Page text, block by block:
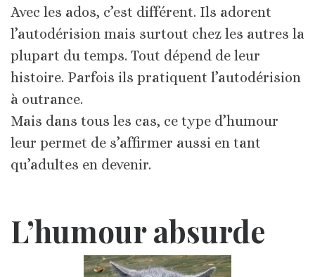
Avec les ados, c’est différent. Ils adorent
l’autodérision mais surtout chez les autres la
plupart du temps. Tout dépend de leur
histoire. Parfois ils pratiquent l’autodérision
à outrance.
Mais dans tous les cas, ce type d’humour
leur permet de s’affirmer aussi en tant
qu’adultes en devenir.
L’humour absurde